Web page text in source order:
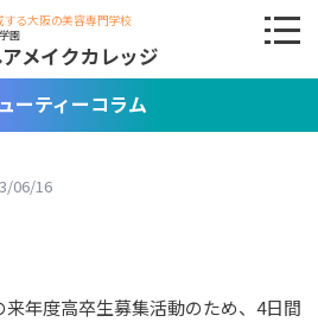
る大阪の美容専門学校
園
メイクカレッジ
ーティーコラム
06/16
年度高卒生募集活動のため、4日間